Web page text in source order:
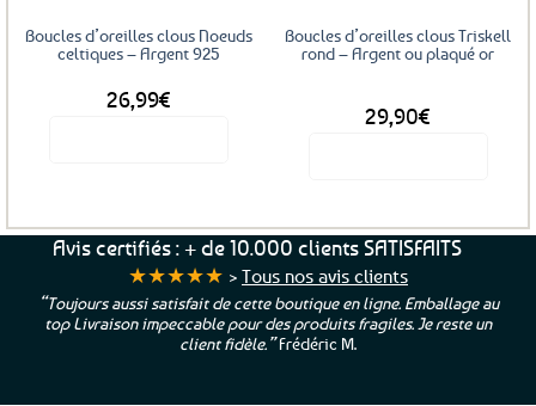
Boucles d’oreilles clous Noeuds
celtiques – Argent 925
26,99€
Boucles d’oreilles clous Triskell
rond – Argent ou plaqué or
29,90€
a
plusieurs
variations.
Les
options
Avis certifiés : + de 10.000 clients SATISFAITS
★★★★★ > Tous nos avis clients
cette boutique en ligne. Emballage au
pour des produits fragiles. Je reste un
“Une boutique que je
et beaux produits et